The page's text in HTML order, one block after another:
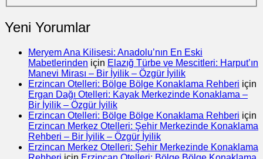
Yeni Yorumlar
Meryem Ana Kilisesi: Anadolu’nın En Eski
Mabetlerinden için Elazığ Türbe ve Mescitleri: Harput’ın
Manevi Mirası – Bir İyilik – Özgür İyilik
Erzincan Otelleri: Bölge Bölge Konaklama Rehberi için
Ergan Dağı Otelleri: Kayak Merkezinde Konaklama –
Bir İyilik – Özgür İyilik
Erzincan Otelleri: Bölge Bölge Konaklama Rehberi için
Erzincan Merkez Otelleri: Şehir Merkezinde Konaklama
Rehberi – Bir İyilik – Özgür İyilik
Erzincan Merkez Otelleri: Şehir Merkezinde Konaklama